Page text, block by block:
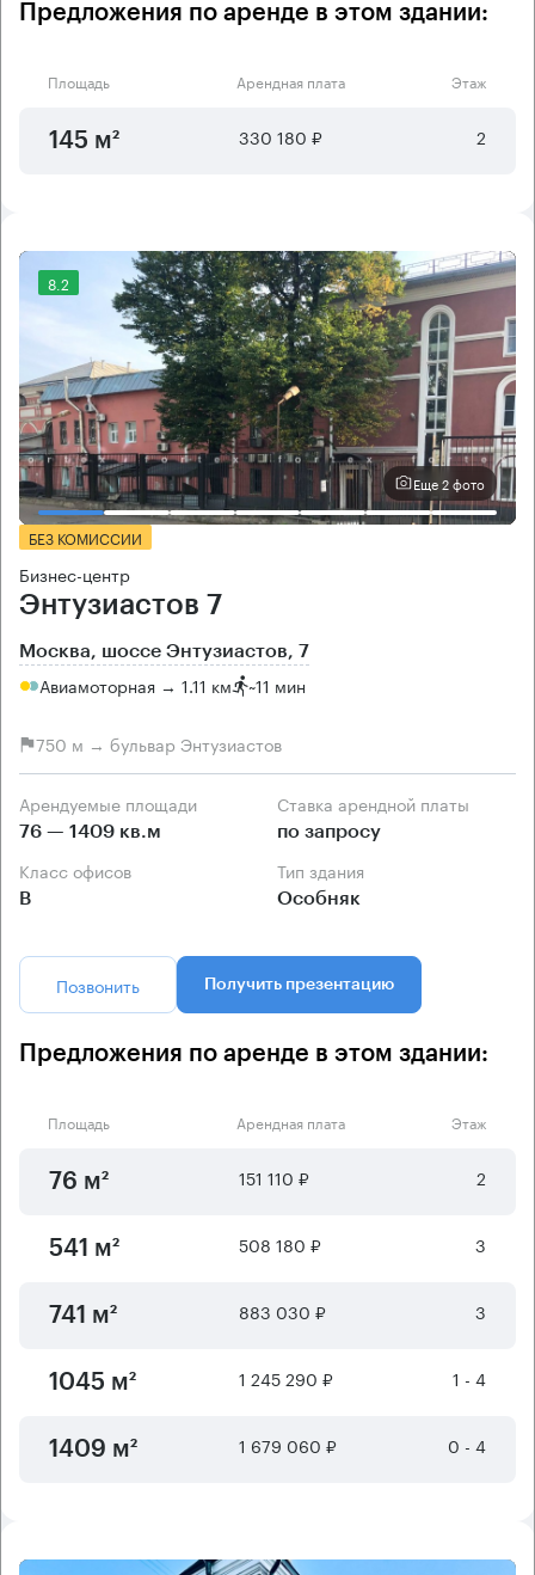
Предложения по аренде в этом здании:
Площадь Арендная плата Этаж
145 м² 330 180 ₽ 2
8.2
Еще 2 фото
БЕЗ КОМИССИИ
Бизнес-центр
Энтузиастов 7
Москва, шоссе Энтузиастов, 7
Авиамоторная → 1.11 км ~11 мин
750 м → бульвар Энтузиастов
Арендуемые площади
76 — 1409 кв.м
Ставка арендной платы
по запросу
Класс офисов
B
Тип здания
Особняк
Позвонить Получить презентацию
Предложения по аренде в этом здании:
Площадь Арендная плата Этаж
76 м² 151 110 ₽ 2
541 м² 508 180 ₽ 3
741 м² 883 030 ₽ 3
1045 м² 1 245 290 ₽ 1 - 4
1409 м² 1 679 060 ₽ 0 - 4